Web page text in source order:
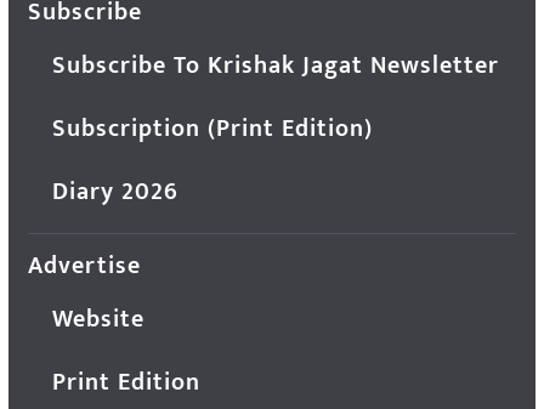
Subscribe
Subscribe To Krishak Jagat Newsletter
Subscription (Print Edition)
Diary 2026
Advertise
Website
Print Edition